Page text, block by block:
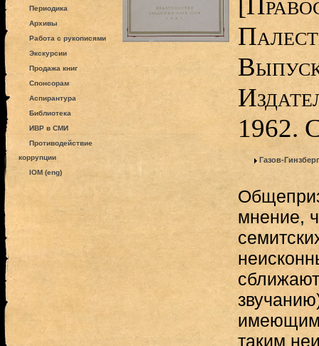
Периодика
Архивы
Работа с рукописями
Экскурсии
Продажа книг
Спонсорам
Аспирантура
Библиотека
ИВР в СМИ
Противодействие
коррупции
IOM (eng)
1962.
Газов-
мнение,
таким